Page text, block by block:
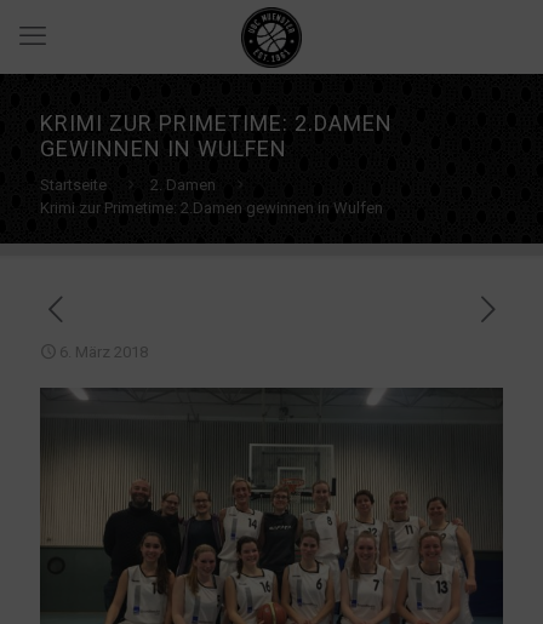
KRIMI ZUR PRIMETIME: 2.DAMEN
GEWINNEN IN WULFEN
Startseite
2. Damen
Krimi zur Primetime: 2.Damen gewinnen in Wulfen
6. März 2018